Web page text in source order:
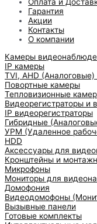
Оплата и
Гарантия
Акции
Контакты
О компании
Камеры
IP камеры
TVI, AHD
Повортные камеры
Тепловизионные
Видеорегистраторы и
IP видеорегистраторы
Гибридные
УРМ (Удаленное
HDD
Аксессуары для
Кронштейны и
Микрофоны
Мониторы для
Домофония
Видеодомофоны
Вызывные панели
Готовые комплекты